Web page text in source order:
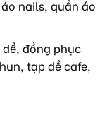
nails, quần áo
đồng phục
tạp dề cafe,